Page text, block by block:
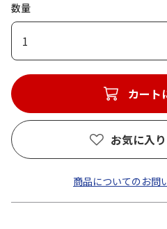
数量
1
カート
お気に入
商品についてのお問